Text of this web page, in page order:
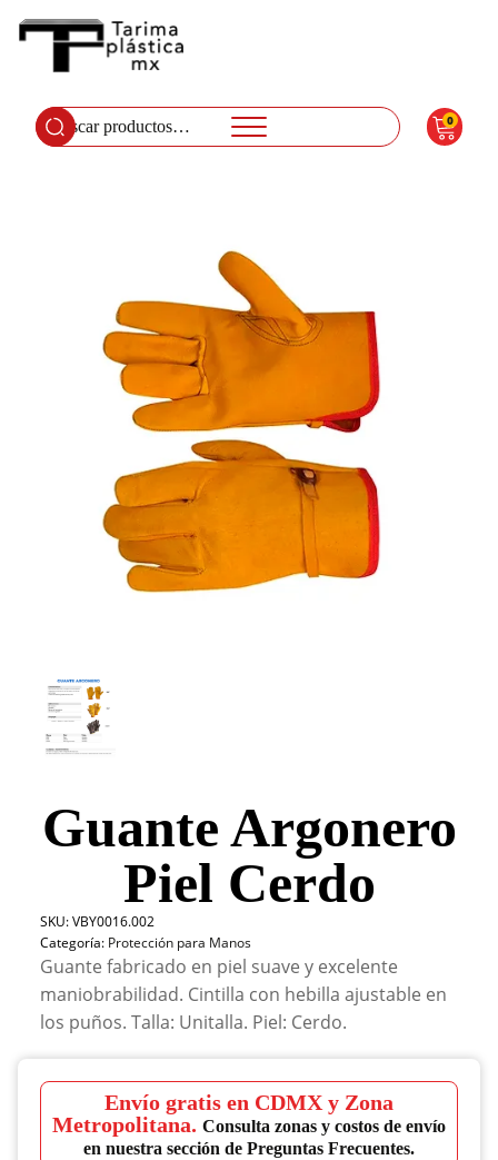
Buscar
por:
0
Guante Argonero
Piel Cerdo
SKU:VBY0016.002
Categoría: Protección para Manos
Guante fabricado en piel suave y excelente
maniobrabilidad. Cintilla con hebilla ajustable en
los puños. Talla: Unitalla. Piel: Cerdo.
Envío gratis en CDMX y Zona
Metropolitana. Consulta zonas y costos de envío
en nuestra sección de Preguntas Frecuentes.